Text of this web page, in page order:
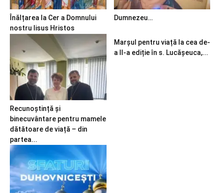
Înălțarea la Cer a Domnului
nostru Iisus Hristos
Dumnezeu…
Recunoștință și
binecuvântare pentru mamele
dătătoare de viață – din
partea...
Marșul pentru viață la cea de-
a II-a ediție în s. Lucășeuca,...